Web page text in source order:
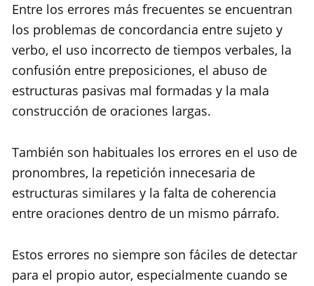
Entre los errores más frecuentes se encuentran
los problemas de concordancia entre sujeto y
verbo, el uso incorrecto de tiempos verbales, la
confusión entre preposiciones, el abuso de
estructuras pasivas mal formadas y la mala
construcción de oraciones largas.
También son habituales los errores en el uso de
pronombres, la repetición innecesaria de
estructuras similares y la falta de coherencia
entre oraciones dentro de un mismo párrafo.
Estos errores no siempre son fáciles de detectar
para el propio autor, especialmente cuando se